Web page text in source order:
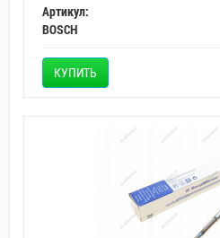
Артикул:
BOSCH
КУПИТЬ